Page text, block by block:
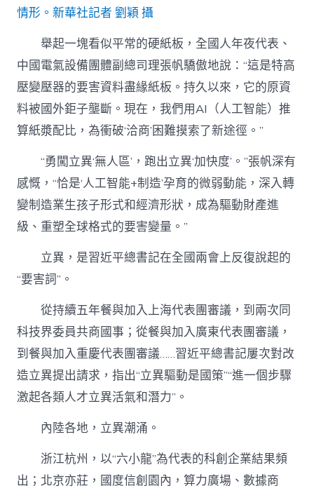
情形。新華社記者 劉穎 攝
舉起一塊看似平常的硬紙板，全國人年夜代表、
中國電氣設備團體副總司理張帆驕傲地說：“這是特高
壓變壓器的要害資料盡緣紙板。持久以來，它的原資
料被國外鉅子壟斷。現在，我們用AI（人工智能）推
算紙漿配比，為衝破‘洽商’困難摸索了新途徑。”
“勇闖立異‘無人區’，跑出立異‘加快度’。”張帆深有
感慨，“恰是‘人工智能+制造’孕育的微弱動能，深入轉
變制造業生孩子形式和經濟形狀，成為驅動財產進
級、重塑全球格式的要害變量。”
立異，是習近平總書記在全國兩會上反復說起的
“要害詞”。
從持續五年餐與加入上海代表團審議，到兩次同
科技界委員共商國事；從餐與加入廣東代表團審議，
到餐與加入重慶代表團審議……習近平總書記屢次對改
造立異提出請求，指出“立異驅動是國策”“進一個步驟
激起各類人才立異活氣和潛力”。
內陸各地，立異潮涌。
浙江杭州，以“六小龍”為代表的科創企業結果頻
出；北京亦莊，國度信創園內，算力廣場、數據商